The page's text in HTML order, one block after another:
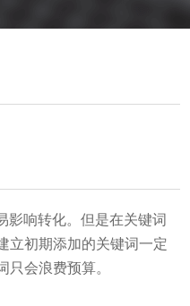
响转化。但是在关键词
立初期添加的关键词一定
会浪费预算。